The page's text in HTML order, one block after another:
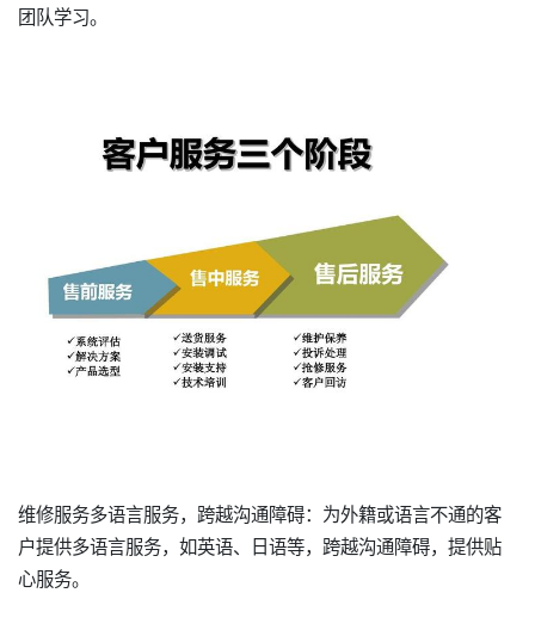
团队学习。
维修服务多语言服务，跨越沟通障碍：为外籍或语言不通的客
户提供多语言服务，如英语、日语等，跨越沟通障碍，提供贴
心服务。